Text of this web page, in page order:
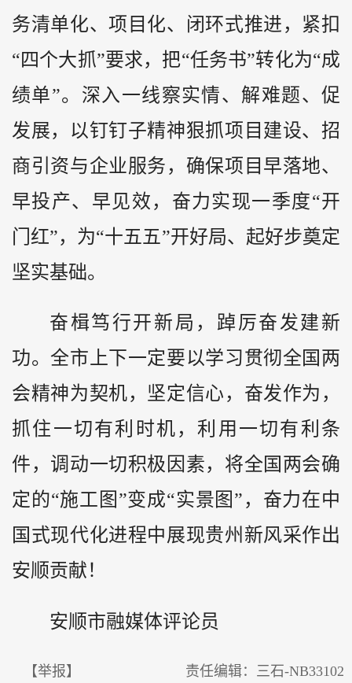
务清单化、项目化、闭环式推进，紧扣
“四个大抓”要求，把“任务书”转化为“成
绩单”。深入一线察实情、解难题、促
发展，以钉钉子精神狠抓项目建设、招
商引资与企业服务，确保项目早落地、
早投产、早见效，奋力实现一季度“开
门红”，为“十五五”开好局、起好步奠定
坚实基础。
奋楫笃行开新局，踔厉奋发建新
功。全市上下一定要以学习贯彻全国两
会精神为契机，坚定信心，奋发作为，
抓住一切有利时机，利用一切有利条
件，调动一切积极因素，将全国两会确
定的“施工图”变成“实景图”，奋力在中
国式现代化进程中展现贵州 新风采作出
安顺贡献！
安顺市融媒体评论员
【举报】 责任编辑：三石-NB33102